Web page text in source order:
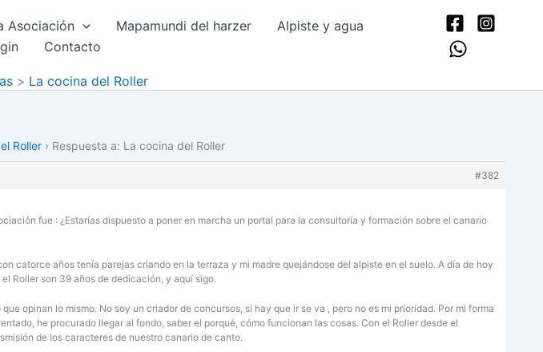
Asociación Mapamundi del harzer
Alpiste y agua
Contacto
La cocina del Roller
Roller › Respuesta a: La cocina del Roller
#382
fue : ¿Estarías dispuesto a poner en marcha un portal para la consultoría y formación sobre el canario
catorce años tenía parejas criando en la terraza y mi madre quejándose del alpiste en el suelo. A día de hoy
Roller son 39 años de dedicación, y aquí sigo.
opinan lo mismo. No soy un criador de concursos, si hay que ir se va , pero no es mi prioridad. Por mi forma
he procurado llegar al fondo, saber el porqué, cómo funcionan las cosas. Con el Roller desde el
de los caracteres de nuestro canario de canto.